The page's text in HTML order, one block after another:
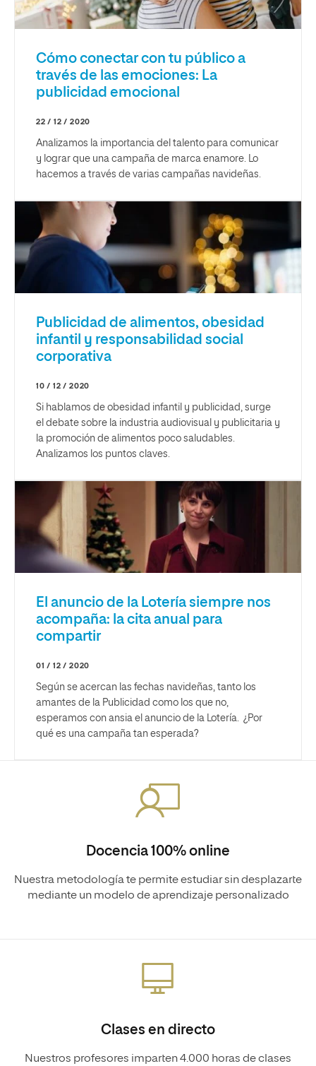
Cómo conectar con tu público a
través de las emociones: La
publicidad emocional
22 / 12 / 2020
Analizamos la importancia del talento para comunicar
y lograr que una campaña de marca enamore. Lo
hacemos a través de varias campañas navideñas.
Publicidad de alimentos, obesidad
infantil y responsabilidad social
corporativa
10 / 12 / 2020
Si hablamos de obesidad infantil y publicidad, surge
el debate sobre la industria audiovisual y publicitaria y
la promoción de alimentos poco saludables.
Analizamos los puntos claves.
El anuncio de la Lotería siempre nos
acompaña: la cita anual para
compartir
01 / 12 / 2020
Según se acercan las fechas navideñas, tanto los
amantes de la Publicidad como los que no,
esperamos con ansia el anuncio de la Lotería. ¿Por
qué es una campaña tan esperada?
Docencia 100% online
Nuestra metodología te permite estudiar sin desplazarte
mediante un modelo de aprendizaje personalizado
Clases en directo
Nuestros profesores imparten 4.000 horas de clases